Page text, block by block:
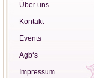
Über uns
Kontakt
Events
Agb‘s
Impressum